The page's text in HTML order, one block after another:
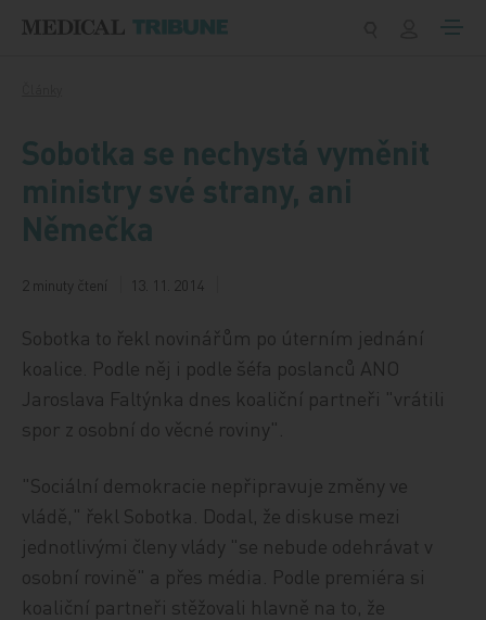
Sobotka se nechystá vyměnit
ministry své strany, ani
Němečka
2 minuty čtení 13. 11. 2014
Sobotka to řekl novinářům po úterním jednání
koalice. Podle něj i podle šéfa poslanců ANO
Jaroslava Faltýnka dnes koaliční partneři "vrátili
spor z osobní do věcné roviny".
"Sociální demokracie nepřipravuje změny ve
vládě," řekl Sobotka. Dodal, že diskuse mezi
jednotlivými členy vlády "se nebude odehrávat v
osobní rovině" a přes média. Podle premiéra si
koaliční partneři stěžovali hlavně na to, že